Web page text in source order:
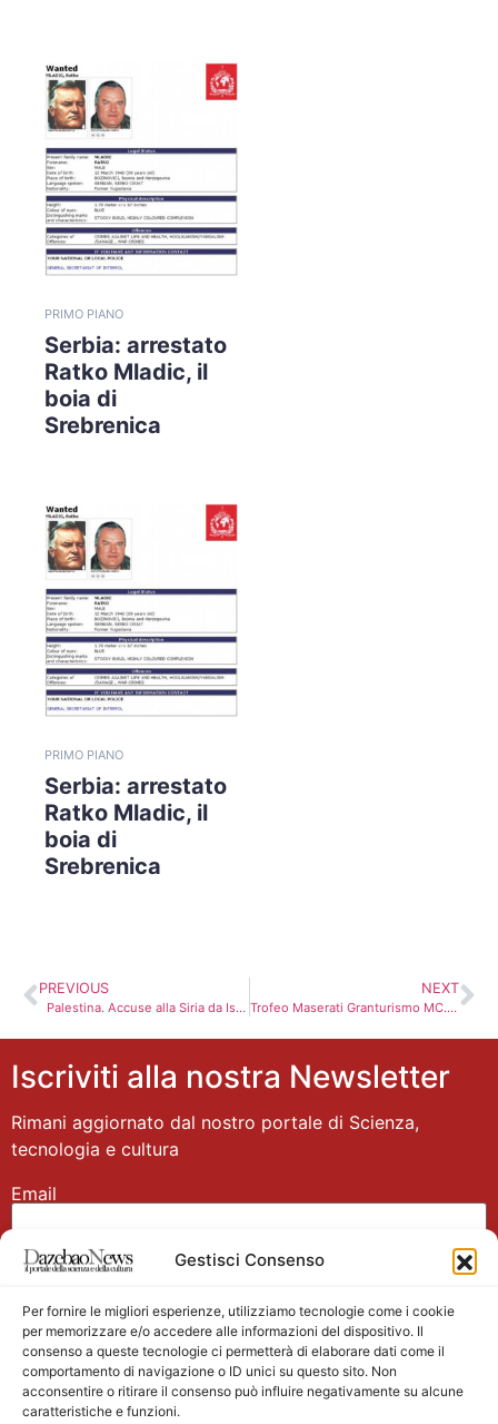
Gestisci Consenso
Per fornire le migliori esperienze, utilizziamo tecnologie come i cookie
per memorizzare e/o accedere alle informazioni del dispositivo. Il
consenso a queste tecnologie ci permetterà di elaborare dati come il
comportamento di navigazione o ID unici su questo sito. Non
acconsentire o ritirare il consenso può influire negativamente su alcune
caratteristiche e funzioni.
PRIMO PIANO
Serbia: arrestato
Ratko Mladic, il
boia di
Srebrenica
PRIMO PIANO
Serbia: arrestato
Ratko Mladic, il
boia di
Srebrenica
PREVIOUS
Palestina. Accuse alla Siria da Israele
NEXT
Trofeo Maserati Granturismo MC. Dominio di Norbert Kiss a Budapest
Iscriviti alla nostra Newsletter
Rimani aggiornato dal nostro portale di Scienza,
tecnologia e cultura
Email
Nome